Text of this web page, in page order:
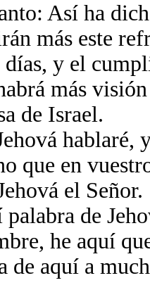
Así ha
más este
días, y el
más
de Israel.
hablaré,
que en
el Señor.
de
he aquí
de aquí a